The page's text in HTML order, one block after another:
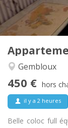
Gembloux
450 € hors
il y a 2 heures
Belle coloc full